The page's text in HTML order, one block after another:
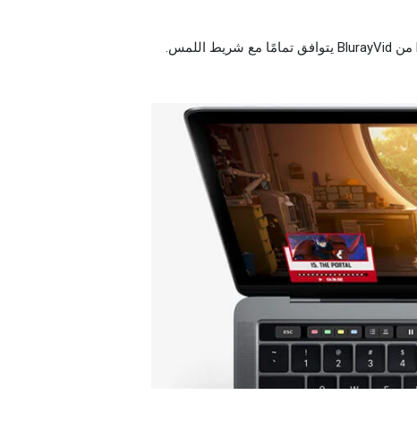
إذا كنت تستخدم جهاز MacBook Pro، فقد تتفاجأ بأن مشغل Blu-ray Blu-ray من BlurayVid يتوافق تمامًا مع شريط اللمس.